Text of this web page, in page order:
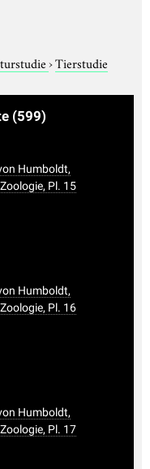
›Tierstudie
(599)
Humboldt,
Pl. 15
Humboldt,
Pl. 16
Humboldt,
Pl. 17